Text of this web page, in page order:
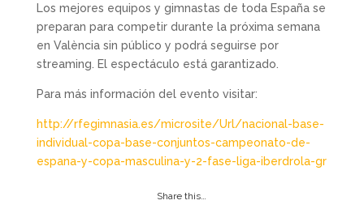
Los mejores equipos y gimnastas de toda España se
preparan para competir durante la próxima semana
en València sin público y podrá seguirse por
streaming. El espectáculo está garantizado.
Para más información del evento visitar:
http://rfegimnasia.es/microsite/Url/nacional-base-
individual-copa-base-conjuntos-campeonato-de-
espana-y-copa-masculina-y-2-fase-liga-iberdrola-gr
Share this…